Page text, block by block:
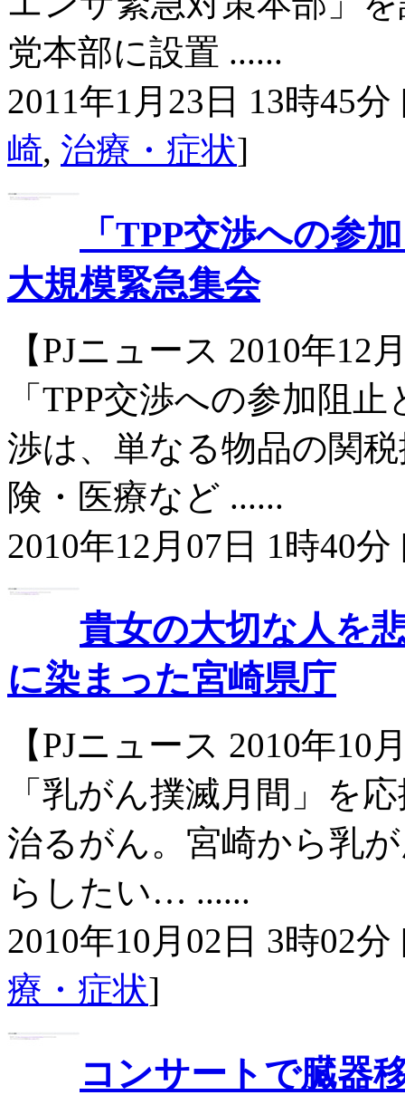
党本部に設置 ......
2011年1月23日 13時45分
崎, 治療・症状]
「TPP交渉への参
大規模緊急集会
【PJニュース 2010年12
「TPP交渉への参加阻
渉は、単なる物品の関
険・医療など ......
2010年12月07日 1時40分
貴女の大切な人を
に染まった宮崎県庁
【PJニュース 2010年
「乳がん撲滅月間」を
治るがん。宮崎から乳
らしたい… ......
2010年10月02日 3時02分
療・症状]
コンサートで臓器